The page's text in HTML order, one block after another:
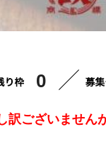
0
訳ございません